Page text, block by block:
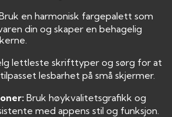
en harmonisk fargepalett som
din og skaper en behagelig
lettleste skrifttyper og sørg for at
lesbarhet på små skjermer.
Bruk høykvalitetsgrafikk og
med appens stil og funksjon.